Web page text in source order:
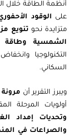
أنظمة الطاقة خلال
علىالوقود
متزايدة نحوتنويع
الشمسية وطاقة
التكنولوجيا
السكاني.
ويبرز التقرير أنمرونة
أولويات المرحلة
وتحديات إمداد
والصراعات في